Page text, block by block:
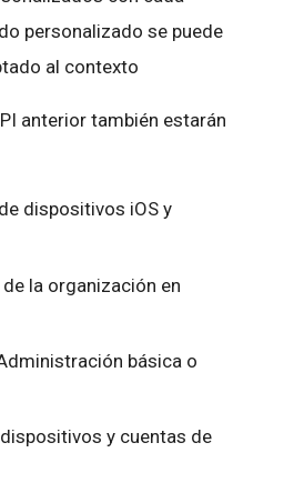
personalizado se puede
al contexto
anterior también estarán
dispositivos iOS y
la organización en
básica o
y cuentas de